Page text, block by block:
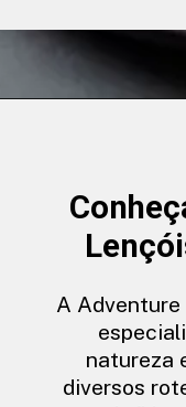
A Adventure
natureza
diversos